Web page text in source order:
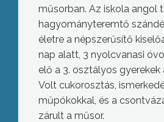
műsorban. Az iskola angol
hagyományteremtő
életre a népszerűsítő
nap alatt, 3 nyolcvanasi
elő a 3. osztályos gyerekek
Volt cukorosztás,
műpókokkal, és a
zárult a műsor.